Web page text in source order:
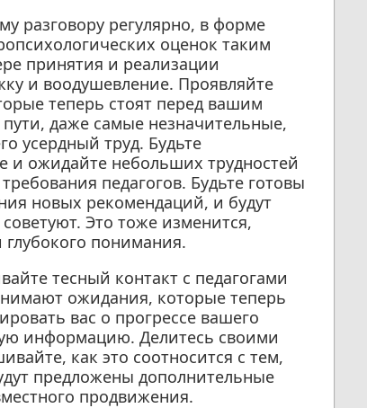
разговору регулярно, в форме
оценок таким
принятия и реализации
и воодушевление. Проявляйте
теперь стоят перед вашим
даже самые незначительные,
усердный труд. Будьте
и ожидайте небольших трудностей
педагогов. Будьте готовы
новых рекомендаций, и будут
Это тоже изменится,
глубокого понимания.
тесный контакт с педагогами
ожидания, которые теперь
вас о прогрессе вашего
информацию. Делитесь своими
как это соотносится с тем,
предложены дополнительные
продвижения.